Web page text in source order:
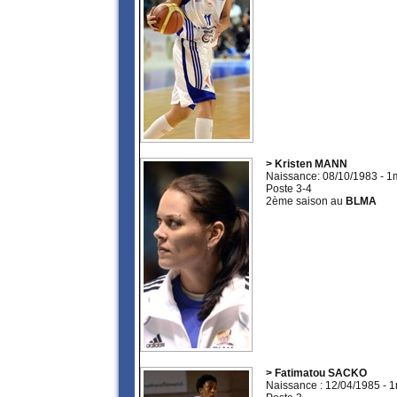
> Kristen MANN
Naissance: 08/10/1983 -
Poste 3-4
2ème saison au BLMA
> Fatimatou SACKO
Naissance : 12/04/1985 -